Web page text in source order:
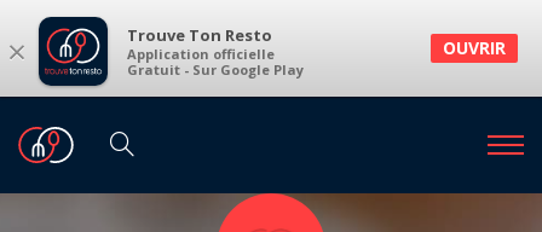
× Trouve Ton Resto
Application officielle
Gratuit - Sur Google Play
OUVRIR